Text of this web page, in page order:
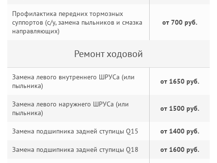
Профилактика передних тормозных
суппортов (с/у, замена пыльников и смазка
направляющих)
от 700 руб.
Ремонт ходовой
Замена левого внутреннего ШРУСа (или
пыльника)
от 1650 руб.
Замена левого наружнего ШРУСа (или
пыльника)
от 1500 руб.
Замена подшипника задней ступицы Q15 от 1400 руб.
Замена подшипника задней ступицы Q18 от 1600 руб.